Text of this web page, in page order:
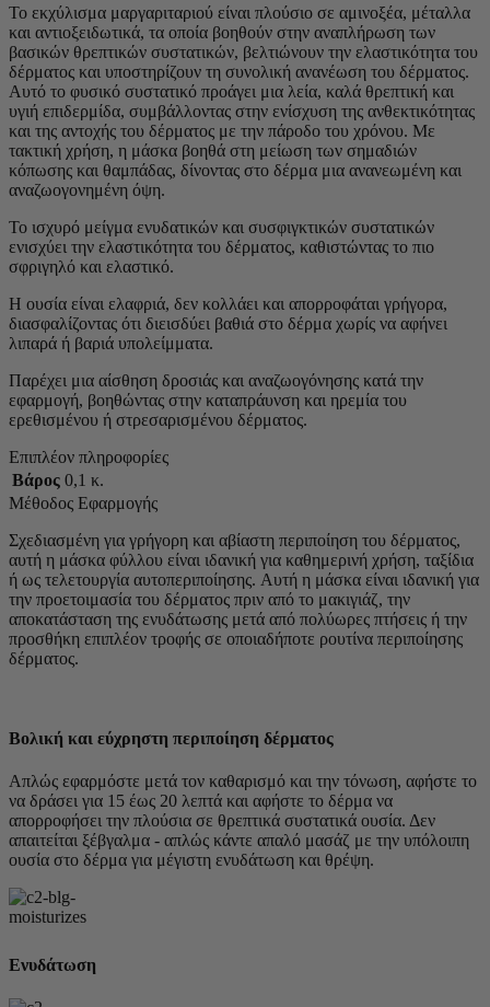
Το εκχύλισμα μαργαριταριού είναι πλούσιο σε αμινοξέα, μέταλλα
και αντιοξειδωτικά, τα οποία βοηθούν στην αναπλήρωση των
βασικών θρεπτικών συστατικών, βελτιώνουν την ελαστικότητα του
δέρματος και υποστηρίζουν τη συνολική ανανέωση του δέρματος.
Αυτό το φυσικό συστατικό προάγει μια λεία, καλά θρεπτική και
υγιή επιδερμίδα, συμβάλλοντας στην ενίσχυση της ανθεκτικότητας
και της αντοχής του δέρματος με την πάροδο του χρόνου. Με
τακτική χρήση, η μάσκα βοηθά στη μείωση των σημαδιών
κόπωσης και θαμπάδας, δίνοντας στο δέρμα μια ανανεωμένη και
αναζωογονημένη όψη.
Το ισχυρό μείγμα ενυδατικών και συσφιγκτικών συστατικών
ενισχύει την ελαστικότητα του δέρματος, καθιστώντας το πιο
σφριγηλό και ελαστικό.
Η ουσία είναι ελαφριά, δεν κολλάει και απορροφάται γρήγορα,
διασφαλίζοντας ότι διεισδύει βαθιά στο δέρμα χωρίς να αφήνει
λιπαρά ή βαριά υπολείμματα.
Παρέχει μια αίσθηση δροσιάς και αναζωογόνησης κατά την
εφαρμογή, βοηθώντας στην καταπράυνση και ηρεμία του
ερεθισμένου ή στρεσαρισμένου δέρματος.
Επιπλέον πληροφορίες
Βάρος 0,1 κ.
Μέθοδος Εφαρμογής
Σχεδιασμένη για γρήγορη και αβίαστη περιποίηση του δέρματος,
αυτή η μάσκα φύλλου είναι ιδανική για καθημερινή χρήση, ταξίδια
ή ως τελετουργία αυτοπεριποίησης. Αυτή η μάσκα είναι ιδανική για
την προετοιμασία του δέρματος πριν από το μακιγιάζ, την
αποκατάσταση της ενυδάτωσης μετά από πολύωρες πτήσεις ή την
προσθήκη επιπλέον τροφής σε οποιαδήποτε ρουτίνα περιποίησης
δέρματος.
Βολική και εύχρηστη περιποίηση δέρματος
Απλώς εφαρμόστε μετά τον καθαρισμό και την τόνωση, αφήστε το
να δράσει για 15 έως 20 λεπτά και αφήστε το δέρμα να
απορροφήσει την πλούσια σε θρεπτικά συστατικά ουσία. Δεν
απαιτείται ξέβγαλμα - απλώς κάντε απαλό μασάζ με την υπόλοιπη
ουσία στο δέρμα για μέγιστη ενυδάτωση και θρέψη.
Ενυδάτωση